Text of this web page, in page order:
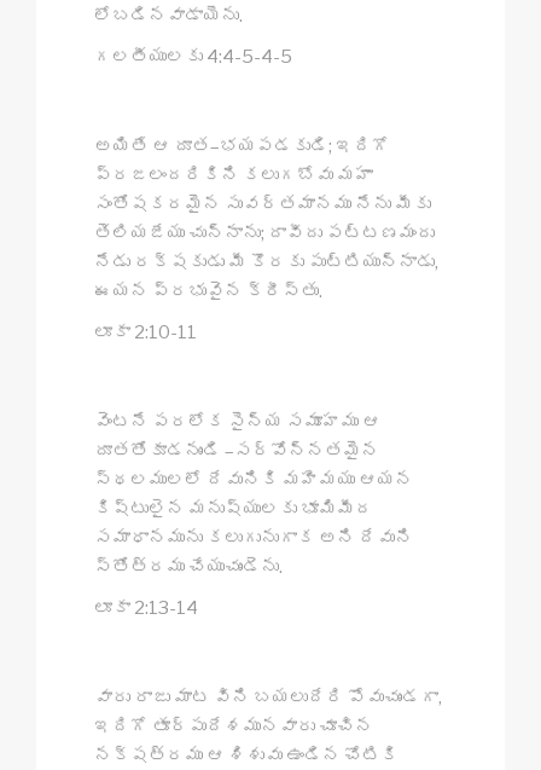
లోబడినవాడాయెను.
గలతీయులకు 4:4-5-4-5
అయితే ఆ దూత–భయపడకుడి; ఇదిగో
ప్రజలందరికిని కలుగబోవు మహా
సంతోషకరమైన సువర్తమానము నేను మీకు
తెలియజేయు చున్నాను; దావీదు పట్టణమందు
నేడు రక్షకుడు మీ కొరకు పుట్టియున్నాడు,
ఈయన ప్రభువైన క్రీస్తు.
లూకా 2:10-11
వెంటనే పరలోక సైన్య సమూహము ఆ
దూతతోకూడనుండి –సర్వోన్నతమైన
స్థలములలో దేవునికి మహిమయు ఆయన
కిష్టులైన మనుష్యులకు భూమిమీద
సమాధానమును కలుగునుగాక అని దేవుని
స్తోత్రము చేయుచుండెను.
లూకా 2:13-14
వారు రాజు మాట విని బయలుదేరి పోవుచుండగా,
ఇదిగో తూర్పుదేశమునవారు చూచిన
నక్షత్రము ఆ శిశువు ఉండిన చోటికి